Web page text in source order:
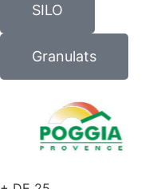
SILO
Granulats